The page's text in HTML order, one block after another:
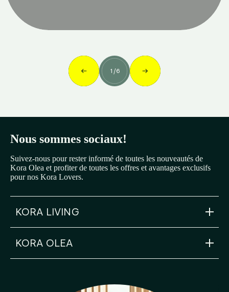
1 /6
Nous sommes sociaux!
Suivez-nous pour rester informé de toutes les nouveautés de
Kora Olea et profiter de toutes les offres et avantages exclusifs
pour nos Kora Lovers.
KORA LIVING
KORA OLEA
info@koraliving.com